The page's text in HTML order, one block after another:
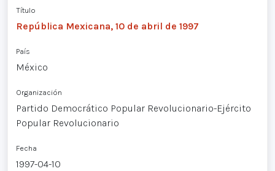
Título
República Mexicana, 10 de abril de 1997
País
México
Organización
Partido Democrático Popular Revolucionario-Ejército
Popular Revolucionario
Fecha
1997-04-10